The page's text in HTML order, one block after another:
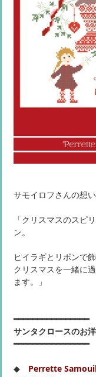
サモイロフさんの想
「クリスマスのスピ
ン。
ヒイラギとリボンで
クリスマスを一緒に
ます。」
━━━━━━━━━━━━━━━━
サンタクロースのお
━━━━━━━━━━━━━━━━
◆ Perrette